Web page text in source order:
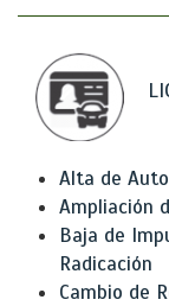
Alta de
Ampliación
Baja de
Radicación
Cambio de